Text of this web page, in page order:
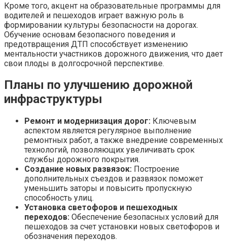
Кроме того, акцент на образовательные программы для
водителей и пешеходов играет важную роль в
формировании культуры безопасности на дорогах.
Обучение основам безопасного поведения и
предотвращения ДТП способствует изменению
ментальности участников дорожного движения, что дает
свои плоды в долгосрочной перспективе.
Планы по улучшению дорожной
инфраструктуры
Ремонт и модернизация дорог: Ключевым
аспектом является регулярное выполнение
ремонтных работ, а также внедрение современных
технологий, позволяющих увеличивать срок
службы дорожного покрытия.
Создание новых развязок: Построение
дополнительных съездов и развязок поможет
уменьшить заторы и повысить пропускную
способность улиц.
Установка светофоров и пешеходных
переходов: Обеспечение безопасных условий для
пешеходов за счет установки новых светофоров и
обозначения переходов.